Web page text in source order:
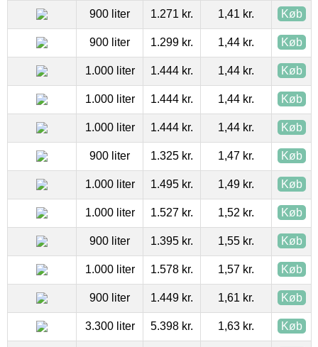
900 liter 1.271 kr. 1,41 kr. Køb
900 liter 1.299 kr. 1,44 kr. Køb
1.000 liter 1.444 kr. 1,44 kr. Køb
1.000 liter 1.444 kr. 1,44 kr. Køb
1.000 liter 1.444 kr. 1,44 kr. Køb
900 liter 1.325 kr. 1,47 kr. Køb
1.000 liter 1.495 kr. 1,49 kr. Køb
1.000 liter 1.527 kr. 1,52 kr. Køb
900 liter 1.395 kr. 1,55 kr. Køb
1.000 liter 1.578 kr. 1,57 kr. Køb
900 liter 1.449 kr. 1,61 kr. Køb
3.300 liter 5.398 kr. 1,63 kr. Køb